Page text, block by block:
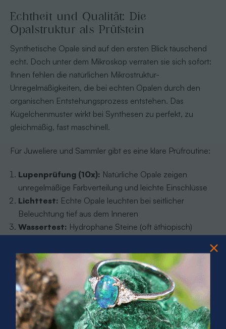
Echtheit und Qualität: Die
Opalstruktur als Prüfstein
Synthetische Opale sind auf den ersten Blick täuschend
echt. Doch unter dem Mikroskop verraten sie sich sofort:
Ihnen fehlen die natürlichen Mikrostruktur-
Unregelmäßigkeiten, die bei echten Opalen durch den
organischen Entstehungsprozess entstehen. Das
Kügelchenmuster wirkt bei Synthesen zu perfekt, zu
gleichmäßig, fast maschinell.
Für Juweliere und Sammler gibt es eine klare Prüfroutine:
Lupenprüfung (10x): Natürliche Opale zeigen
unregelmäßige Farbverteilung und leichte Einschlüsse
Lichttest: Echte Opale leuchten bei seitlicher
Beleuchtung tief aus dem Inneren
Wassertest: Hydrophane Steine (oft äthiopisch)
Gewichtsvergleich:Synthetische Opale sind oft
leichter als natürliche Steine gleicher Größe
UV-Licht:Viele echte Opale fluoreszieren unter UV-
Licht in charakteristischen Tönen
Mikroskop:Das entscheidende Werkzeug, das
maschinelle Regelmäßigkeit von natürlichem Chaos